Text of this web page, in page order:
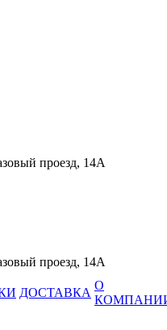
проезд, 14А
проезд, 14А
ДОСТАВКА
О